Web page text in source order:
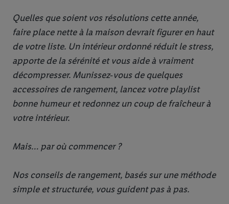
Quelles que soient vos résolutions cette année,
faire place nette à la maison devrait figurer en haut
de votre liste. Un intérieur ordonné réduit le stress,
apporte de la sérénité et vous aide à vraiment
décompresser. Munissez‑vous de quelques
accessoires de rangement, lancez votre playlist
bonne humeur et redonnez un coup de fraîcheur à
votre intérieur.
Mais… par où commencer ?
Nos conseils de rangement, basés sur une méthode
simple et structurée, vous guident pas à pas.